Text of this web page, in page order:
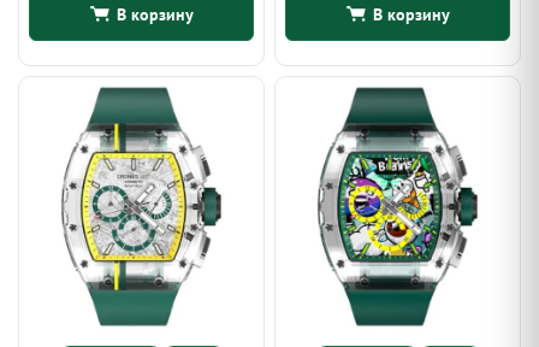
В корзину В корзину